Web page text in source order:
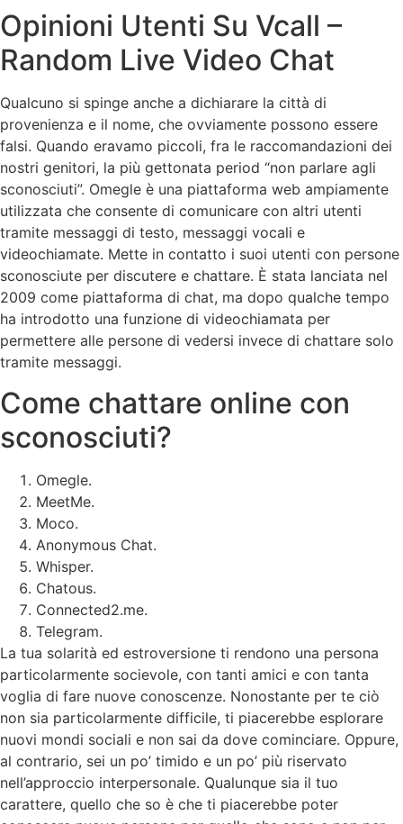
Opinioni Utenti Su Vcall –
Random Live Video Chat
Qualcuno si spinge anche a dichiarare la città di
provenienza e il nome, che ovviamente possono essere
falsi. Quando eravamo piccoli, fra le raccomandazioni dei
nostri genitori, la più gettonata period “non parlare agli
sconosciuti”. Omegle è una piattaforma web ampiamente
utilizzata che consente di comunicare con altri utenti
tramite messaggi di testo, messaggi vocali e
videochiamate. Mette in contatto i suoi utenti con persone
sconosciute per discutere e chattare. È stata lanciata nel
2009 come piattaforma di chat, ma dopo qualche tempo
ha introdotto una funzione di videochiamata per
permettere alle persone di vedersi invece di chattare solo
tramite messaggi.
Come chattare online con
sconosciuti?
Omegle.
MeetMe.
Moco.
Anonymous Chat.
Whisper.
Chatous.
Connected2.me.
Telegram.
La tua solarità ed estroversione ti rendono una persona
particolarmente socievole, con tanti amici e con tanta
voglia di fare nuove conoscenze. Nonostante per te ciò
non sia particolarmente difficile, ti piacerebbe esplorare
nuovi mondi sociali e non sai da dove cominciare. Oppure,
al contrario, sei un po’ timido e un po’ più riservato
nell’approccio interpersonale. Qualunque sia il tuo
carattere, quello che so è che ti piacerebbe poter